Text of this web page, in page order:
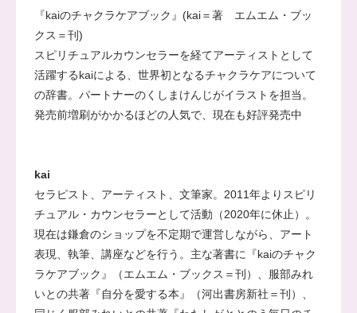
『kaiのチャクラケアブック』 (kai＝著 エムエム・ブッ
クス＝刊)
スピリチュアルカウンセラーを経てアーティストとして
活躍するkaiによる、世界初となるチャクラケアについて
の辞書。パートナーのくしまけんじがイラストを担当。
発売前増刷がかかるほどの人気で、現在も好評発売中
kai
セラピスト、アーティスト、文筆家。2011年よりスピリ
チュアル・カウンセラーとして活動（2020年に休止）。
現在は鎌倉のショップを不定期で運営しながら、アート
表現、執筆、講座などを行う。主な著書に 『kaiのチャク
ラケアブック』
（エムエム・ブックス＝刊）、服部みれ
いとの共著 『自分を愛する本』
（河出書房新社＝刊）、